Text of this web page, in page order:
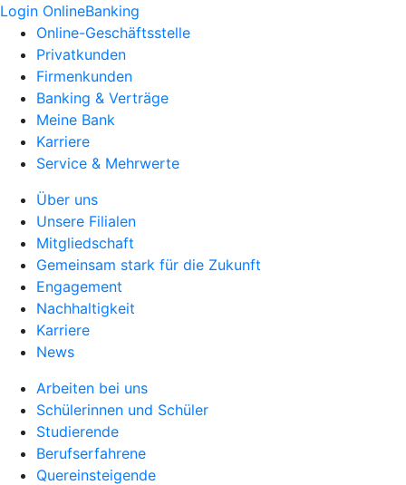
Login OnlineBanking
Online-Geschäftsstelle
Privatkunden
Firmenkunden
Banking & Verträge
Meine Bank
Karriere
Service & Mehrwerte
Über uns
Unsere Filialen
Mitgliedschaft
Gemeinsam stark für die Zukunft
Engagement
Nachhaltigkeit
Karriere
News
Arbeiten bei uns
Schülerinnen und Schüler
Studierende
Berufserfahrene
Quereinsteigende